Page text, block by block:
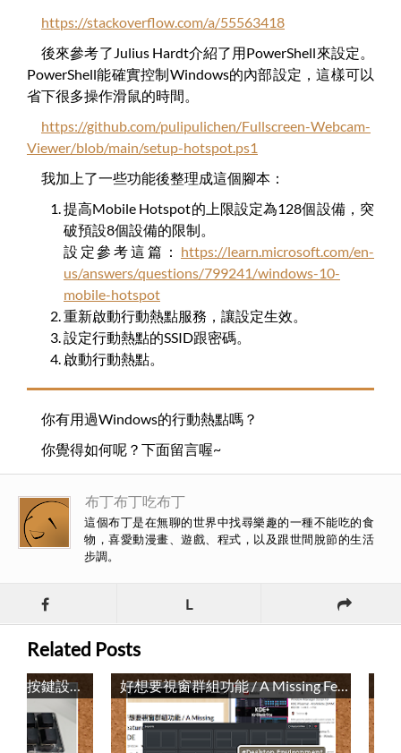
https://stackoverflow.com/a/55563418
後來參考了Julius Hardt介紹了用PowerShell來設定。
PowerShell能確實控制Windows的內部設定，這樣可以
省下很多操作滑鼠的時間。
https://github.com/pulipulichen/Fullscreen-Webcam-
Viewer/blob/main/setup-hotspot.ps1
我加上了一些功能後整理成這個腳本：
提高Mobile Hotspot的上限設定為128個設備，突
破預設8個設備的限制。
設定參考這篇： https://learn.microsoft.com/en-
us/answers/questions/799241/windows-10-
mobile-hotspot
重新啟動行動熱點服務，讓設定生效。
設定行動熱點的SSID跟密碼。
啟動行動熱點。
你有用過Windows的行動熱點嗎？
你覺得如何呢？下面留言喔~
布丁布丁吃布丁
這個布丁是在無聊的世界中找尋樂趣的一種不能吃的食
物，喜愛動漫畫、遊戲、程式，以及跟世間脫節的生活
步調。
L
Related Posts
SIKAI多功能帶旋鈕小鍵盤按鍵設定 / How to Customize the SIKAI Mini Keyboard with Knob?